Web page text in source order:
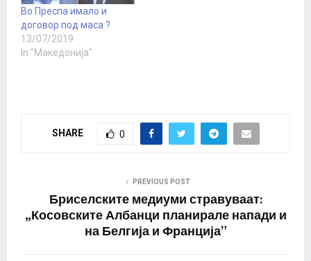
Во Преспа имало и
договор под маса ?
13/07/2019
In "Македонија"
SHARE 0
PREVIOUS POST
Бриселските медиуми стравуваат:
„Косовските Албанци планирале напади и
на Белгија и Франција”